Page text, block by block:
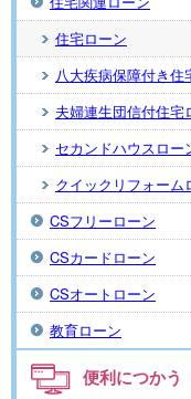
住宅ローン
八大疾病保障付き住
夫婦連生団信付住宅
セカンドハウスロー
クイックリフォーム
CSフリーローン
CSカードローン
CSオートローン
教育ローン
便利につかう